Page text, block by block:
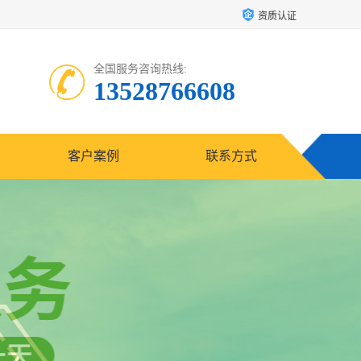
资质认证
全国服务咨询热线:
13528766608
客户案例 联系方式